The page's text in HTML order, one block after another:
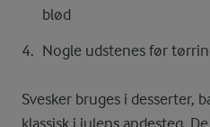
blød
Nogle udstenes før
Svesker bruges i desserter,